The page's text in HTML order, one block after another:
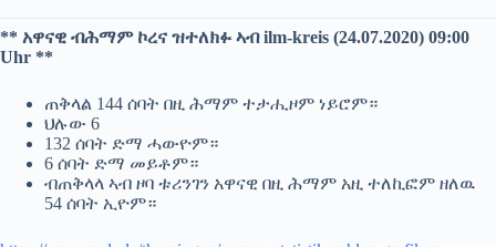
** አዋናዊ ብሕማም ኮረና ዝተለክፉ ኣብ ilm-kreis (24.07.2020) 09:00
Uhr **
ጠቅላል 144 ሰባት በዚ ሕማም ተታሒዞም ነይሮም።
ህሉው 6
132 ሰባት ድማ ሓውዮም።
6 ሰባት ድማ መይቶም።
ብጠቅላላ ኣብ ዞባ ቱሪንገን አዋናዊ በዚ ሕማም አዚ ተለኪፎም ዘለዉ
54 ሰባት ኢዮም።